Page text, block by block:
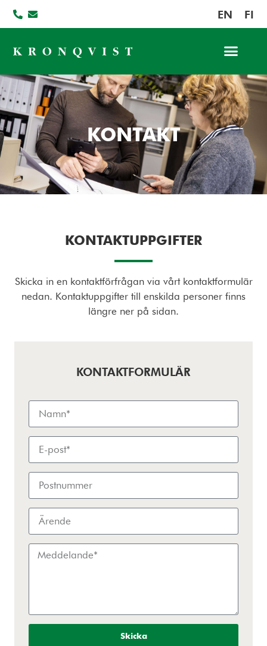
EN FI
KONTAKT
KONTAKTUPPGIFTER
Skicka in en kontaktförfrågan via vårt kontaktformulär
nedan. Kontaktuppgifter till enskilda personer finns
längre ner på sidan.
KONTAKTFORMULÄR
Skicka